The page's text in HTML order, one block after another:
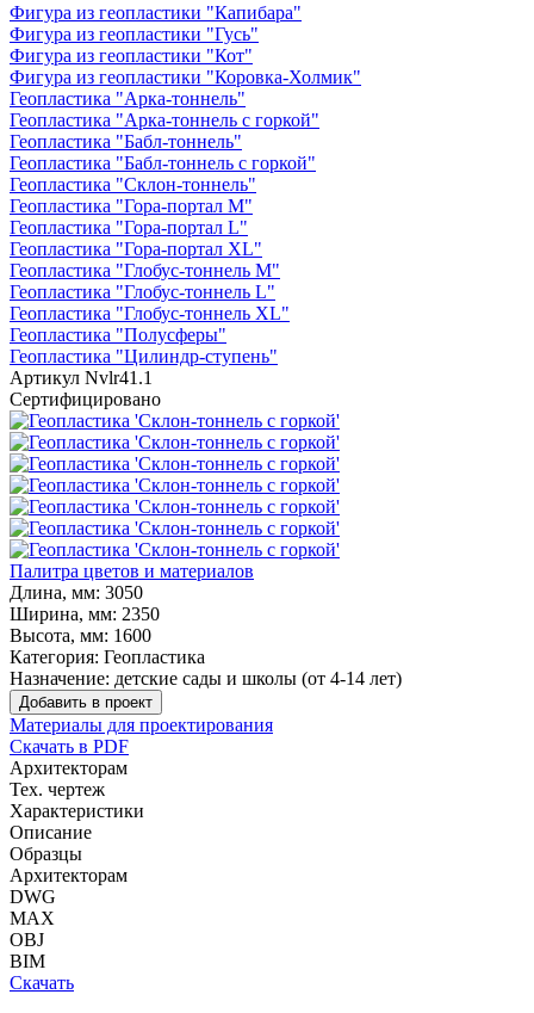
Фигура из геопластики "Капибара"
Фигура из геопластики "Гусь"
Фигура из геопластики "Кот"
Фигура из геопластики "Коровка-Холмик"
Геопластика "Арка-тоннель"
Геопластика "Арка-тоннель с горкой"
Геопластика "Бабл-тоннель"
Геопластика "Бабл-тоннель с горкой"
Геопластика "Склон-тоннель"
Геопластика "Гора-портал M"
Геопластика "Гора-портал L"
Геопластика "Гора-портал XL"
Геопластика "Глобус-тоннель M"
Геопластика "Глобус-тоннель L"
Геопластика "Глобус-тоннель XL"
Геопластика "Полусферы"
Геопластика "Цилиндр-ступень"
Артикул Nvlr41.1
Сертифицировано
Палитра цветов и материалов
Длина, мм: 3050
Ширина, мм: 2350
Высота, мм: 1600
Категория: Геопластика
Назначение: детские сады и школы (от 4-14 лет)
Добавить в проект
Материалы для проектирования
Скачать в PDF
Архитекторам
Тех. чертеж
Характеристики
Описание
Образцы
Архитекторам
DWG
MAX
OBJ
BIM
Скачать